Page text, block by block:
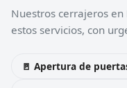
Nuestros cerrajeros en
estos servicios, con
🚪 Apertura de